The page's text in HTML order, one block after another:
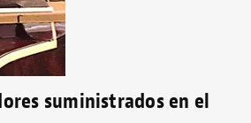
suministrados en el